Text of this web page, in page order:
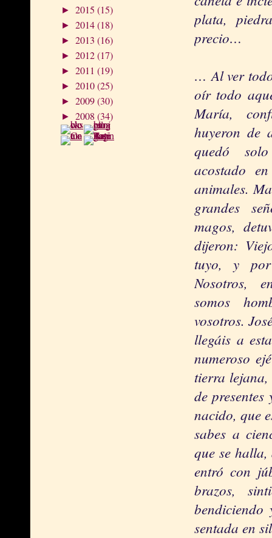
► 2015 (15)
► 2014(18)
► 2013 (16)
► 2012(17)
► 2011 (19)
► 2010(25)
► 2009(30)
► 2008 (34)
plata,
precio…
… Al ver
oír todo
María,
huyeron de
quedó
acostado
animales.
grandes
magos,
dijeron:
tuyo, y
Nosotros,
somos
vosotros.
llegáis a
numeroso
tierra lejana,
de
nacido, que
sabes a
que se
entró con
brazos,
sentada en